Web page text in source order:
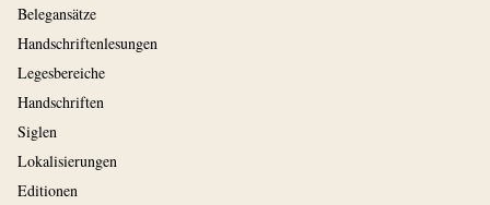
Belegansätze
Handschriftenlesungen
Legesbereiche
Handschriften
Siglen
Lokalisierungen
Editionen